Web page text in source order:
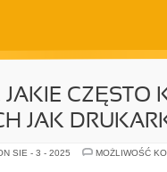
CZĘSTO
JAK
SIE - 3 - 2025
MOŻLIWOŚĆ